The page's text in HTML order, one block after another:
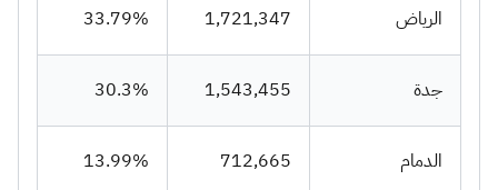
الرياض 1,721,347
33.79%
جدة 1,543,455
30.3%
الدمام 712,665
13.99%